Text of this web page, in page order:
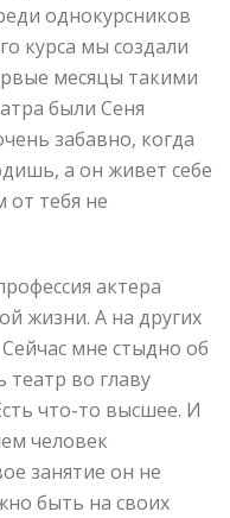
однокурсников
курса мы создали
месяцы такими
были Сеня
забавно, когда
а он живет себе
от тебя не
актера
жизни. А на других
мне стыдно об
театр во главу
что-то высшее. И
человек
занятие он не
быть на своих